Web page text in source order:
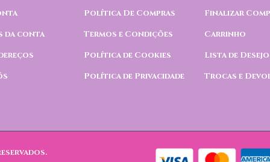
da conta
Política De Compras
Termos e Condições
Política de Cookies
Política de Privacidade
Finalizar
Carrinho
Lista de
Trocas e